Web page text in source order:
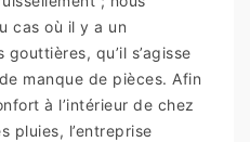
cas où il y a un
qu’il s’agisse
manque de pièces. Afin
à l’intérieur de chez
pluies, l’entreprise